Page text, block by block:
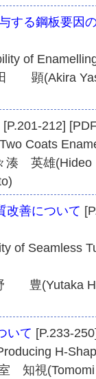
する鋼板要因
of
顕(Akira
[P.201-212]
Coats
湊 英雄
改善について
of Seamless
豊(Yutaka
いて [P.233-
H-
知視